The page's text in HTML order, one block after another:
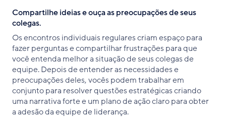
Compartilhe ideias e ouça as preocupações de seus
colegas.
Os encontros individuais regulares criam espaço para
fazer perguntas e compartilhar frustrações para que
você entenda melhor a situação de seus colegas de
equipe. Depois de entender as necessidades e
preocupações deles, vocês podem trabalhar em
conjunto para resolver questões estratégicas criando
uma narrativa forte e um plano de ação claro para obter
a adesão da equipe de liderança.